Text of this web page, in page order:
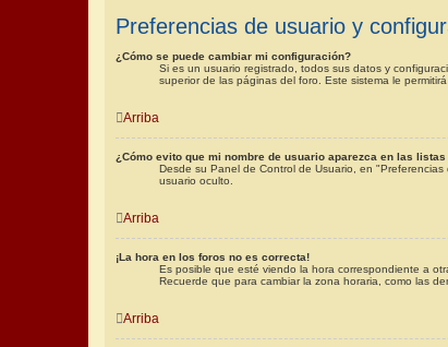
Preferencias de usuario y
¿Cómo se puede cambiar mi configuración?
Si es un usuario registrado, todos sus datos y
superior de las páginas del foro. Este sistema le
Arriba
¿Cómo evito que mi nombre de usuario aparezca en las
Desde su Panel de Control de Usuario, en
usuario oculto.
Arriba
¡La hora en los foros no es correcta!
Es posible que esté viendo la hora correspondiente a
Recuerde que para cambiar la zona horaria, como las
Arriba